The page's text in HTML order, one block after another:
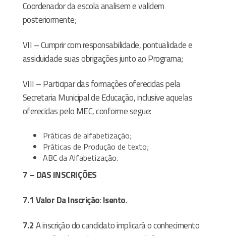
Coordenador da escola analisem e validem
posteriormente;
VII – Cumprir com responsabilidade, pontualidade e
assiduidade suas obrigações junto ao Programa;
VIII – Participar das formações oferecidas pela
Secretaria Municipal de Educação, inclusive aquelas
oferecidas pelo MEC, conforme segue:
Práticas de alfabetização;
Práticas de Produção de texto;
ABC da Alfabetização.
7 – DAS INSCRIÇÕES
7.1 Valor Da Inscrição:Isento.
7.2A inscrição do candidato implicará o conhecimento